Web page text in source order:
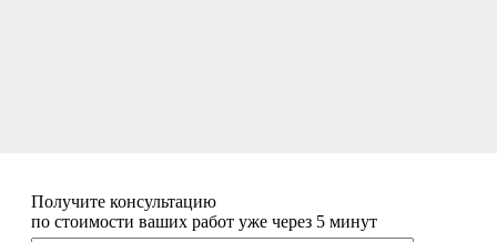
Получите консультацию
по стоимости ваших работ уже через 5 минут